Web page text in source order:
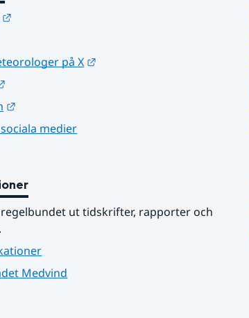
på X
medier
ut tidskrifter, rapporter och
Medvind